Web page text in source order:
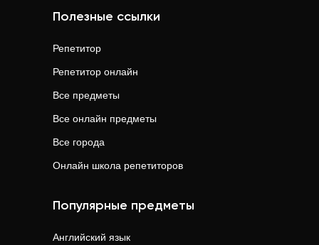
Полезные ссылки
Репетитор
Репетитор онлайн
Все предметы
Все онлайн предметы
Все города
Онлайн школа репетиторов
Популярные предметы
Английский язык